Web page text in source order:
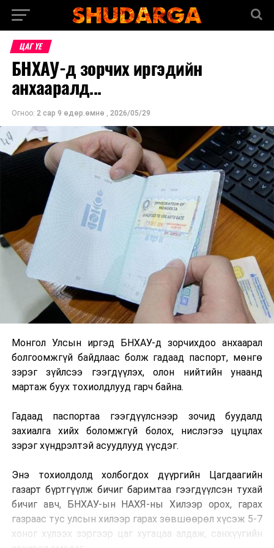
ЦАГ ҮЕ
БНХАУ-д зорчих иргэдийн
анхааралд...
Огноо: 2 сар 9 өдөр.өмнө , 2026/05/29
Монгол Улсын иргэд БНХАУ-д зорчихдоо анхаарал
болгоомжгүй байдлаас болж гадаад паспорт, мөнгө
зэрэг зүйлсээ гээгдүүлэх, олон нийтийн унаанд
мартаж буух тохиолдлууд гарч байна.
Гадаад паспортаа гээгдүүлснээр зочид буудалд
захиалга хийх боломжгүй болох, нислэгээ цуцлах
зэрэг хүндрэлтэй асуудлууд үүсдэг.
Энэ тохиолдолд холбогдох дүүргийн Цагдаагийн
газарт бүртгүүлж бичиг баримтаа гээгдүүлсэн тухай
бичиг авч, БНХАУ-ын НАХЯ-ны Хилээр орох, гарах
газраас тус улсын хилээр гарах зөвшөөрөл хүсэж 5-7
хоног хүлээх зэргээр цаг хугацаа алдаж, санхүүгийн